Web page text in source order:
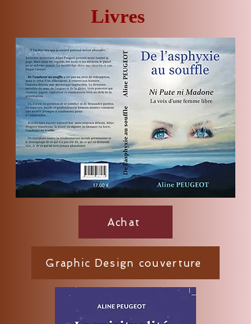
Livres
Achat
Graphic Design couverture